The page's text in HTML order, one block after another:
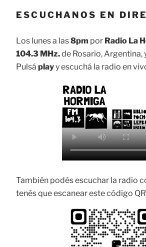
ESCUCHANOS EN
Los lunes a las8pm por Radio La
104.3 MHz.de Rosario, Argentina,
Pulsá playy escuchá la radio en
También podés escuchar la radio
tenés que escanear este código